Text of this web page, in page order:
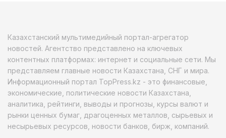
Казахстанский мультимедийный портал-агрегатор
новостей. Агентство представлено на ключевых
контентных платформах: интернет и социальные сети. Мы
представляем главные новости Казахстана, СНГ и мира.
Информационный портал TopPress.kz - это финансовые,
экономические, политические новости Казахстана,
аналитика, рейтинги, выводы и прогнозы, курсы валют и
рынки ценных бумаг, драгоценных металлов, сырьевых и
несырьевых ресурсов, новости банков, бирж, компаний.